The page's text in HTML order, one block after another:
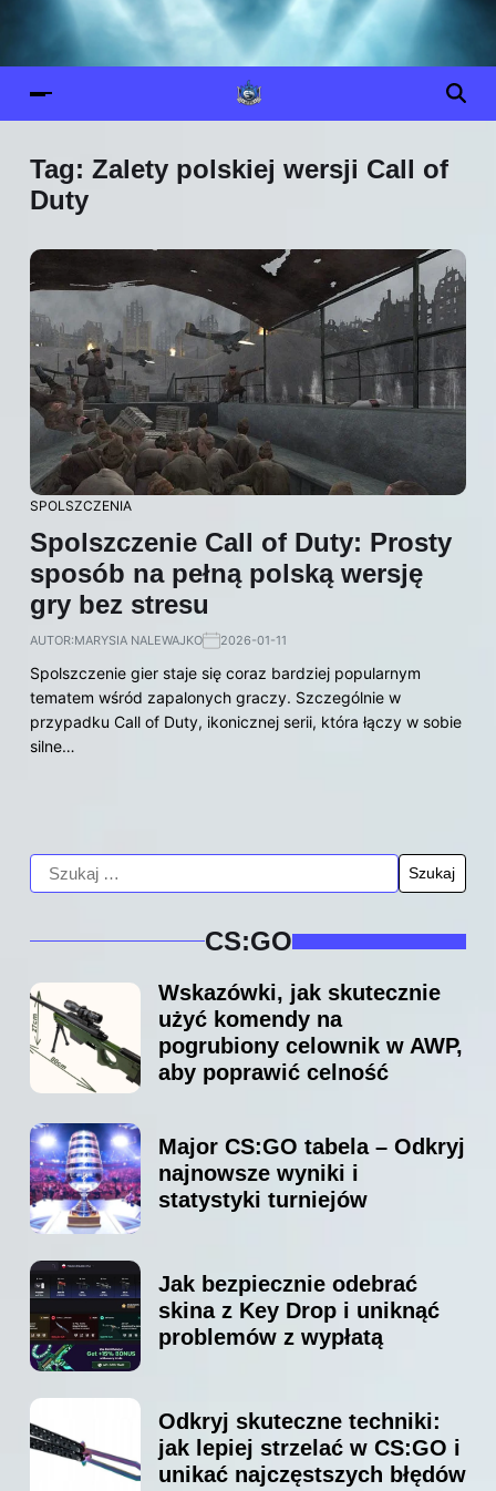
Tag: Zalety polskiej wersji Call of
Duty
SPOLSZCZENIA
Spolszczenie Call of Duty: Prosty
sposób na pełną polską wersję
gry bez stresu
AUTOR:MARYSIA NALEWAJKO 2026-01-11
Spolszczenie gier staje się coraz bardziej popularnym
tematem wśród zapalonych graczy. Szczególnie w
przypadku Call of Duty, ikonicznej serii, która łączy w sobie
silne…
CS:GO
Wskazówki, jak skutecznie
użyć komendy na
pogrubiony celownik w AWP,
aby poprawić celność
Major CS:GO tabela – Odkryj
najnowsze wyniki i
statystyki turniejów
Jak bezpiecznie odebrać
skina z Key Drop i uniknąć
problemów z wypłatą
Odkryj skuteczne techniki:
jak lepiej strzelać w CS:GO i
unikać najczęstszych błędów